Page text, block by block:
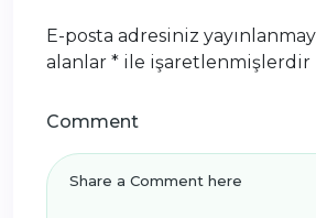
E-posta adresiniz
alanlar * ile işaretlenmişlerdir
Comment